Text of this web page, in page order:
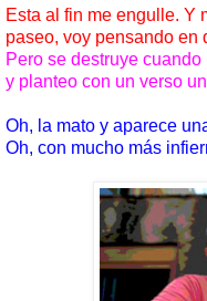
al fin me engulle. Y
voy pensando en
se destruye cuando
con un verso
mato y aparece una
con mucho más